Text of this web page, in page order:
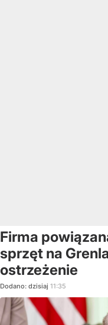
Firma
sprzęt na
ostrzeżenie
Dodano: dzisiaj 11:35